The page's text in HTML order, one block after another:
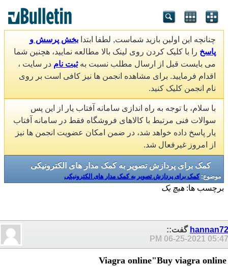
چنانچه این اولین بازید شماست, لطفا ابتدا بخش پرسش و
پاسخ را با کلیک کردن روی لینک بالا مطالعه نمایید، هچنین شما
می بایست قبل از ارسال مطلب نسبت بهثبت نام در سایت ،
اقدام فرمایید. برای مشاهده انجمن ها نیز کافی است بر روی
نام انجمن کلیک کنید.
با سلام، با توجه به راه اندازی سامانه آفتاب یار از این پس
سوالات فنی مرتبط با کالاهای فروشگاه فقط در سامانه آفتاب
یار پاسخ داده خواهد شد، در ضمن امکان عضویت انجمن ها نیز
از امروز غیرفعال شد.
کمک برای پردازش تصویر به کمک مدار های الکترونیکی
موضوع:کمک برای پردازش تصویر به کمک مدار های الکترونیکی
برچسب ها: هیچ یک
hannan72 گفت::
06-25-2021 05:47 PM
Viagra online"Buy viagra online